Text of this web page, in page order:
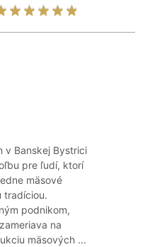
v Banskej Bystrici
pre ľudí, ktorí
mäsové
tradíciou.
podnikom,
na
mäsových ...